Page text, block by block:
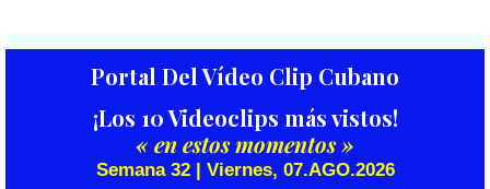
Portal Del Vídeo Clip Cubano
¡Los 10 Videoclips más vistos!
« en estos momentos »
Semana 32 | Viernes, 07.AGO.2026